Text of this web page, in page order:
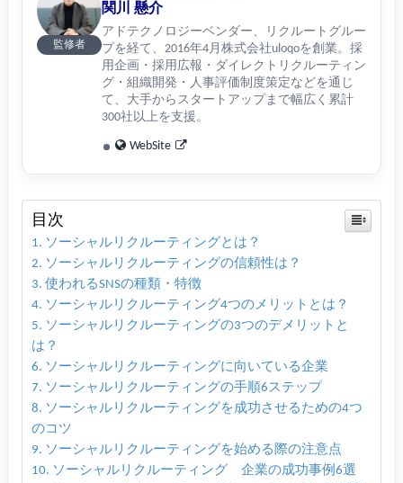
監修者
関川 懸介
アドテクノロジーベンダー、リクルートグルー
プを経て、2016年4月株式会社uloqoを創業。採
用企画・採用広報・ダイレクトリクルーティン
グ・組織開発・人事評価制度策定などを通じ
て、大手からスタートアップまで幅広く累計
300社以上を支援。
WebSite
目次
ソーシャルリクルーティングとは？
ソーシャルリクルーティングの信頼性は？
使われるSNSの種類・特徴
ソーシャルリクルーティング4つのメリットとは？
ソーシャルリクルーティングの3つのデメリットと
は？
ソーシャルリクルーティングに向いている企業
ソーシャルリクルーティングの手順6ステップ
ソーシャルリクルーティングを成功させるための4つ
のコツ
ソーシャルリクルーティングを始める際の注意点
ソーシャルリクルーティング 企業の成功事例6選